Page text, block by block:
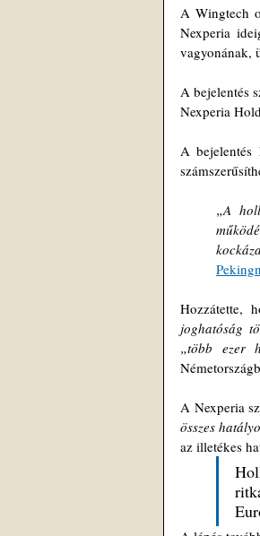
A Wingtech
Nexperia
vagyonának,
A bejelentés
Nexperia
A bejelentés
„A
Hozzátette,
joghatóság
„több ezer
A Nexperia
összes
az illetékes